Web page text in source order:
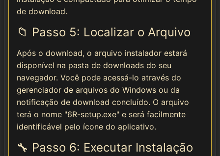
de download.
📁 Passo 5: Localizar o Arquivo
Após o download, o arquivo instalador estará
disponível na pasta de downloads do seu
navegador. Você pode acessá-lo através do
gerenciador de arquivos do Windows ou da
notificação de download concluído. O arquivo
terá o nome "6R-setup.exe" e será facilmente
identificável pelo ícone do aplicativo.
🔧 Passo 6: Executar Instalação